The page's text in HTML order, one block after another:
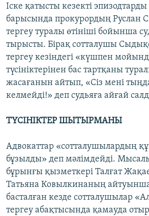
Іске қатысты кезекті эпизодтарды
барысында прокурордың Руслан
тергеу туралы өтініші бойынша
тырысты. Бірақ сотталушы
тергеу кезіндегі «күшпен
түсініктерінен бас тартқаны
жасағанын айтып, «Сіз мені
келмейді!» деп судьяға айғай
ТҮСІНІКТЕР ШЫТЫРМАНЫ
Адвокаттар «сотталушылардың
бұзылды» деп мәлімдейді.
бұрынғы қызметкері Талғат
Татьяна Ковылкинаның
басталған кезде сотталушылар
тергеу абақтысында қамауда